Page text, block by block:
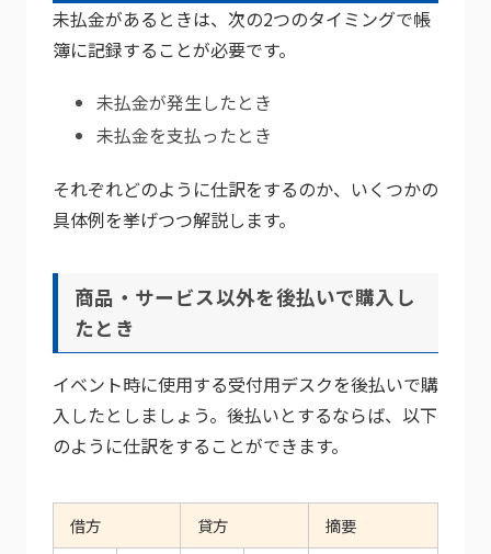
未払金があるときは、次の2つのタイミングで帳
簿に記録することが必要です。
未払金が発生したとき
未払金を支払ったとき
それぞれどのように仕訳をするのか、いくつかの
具体例を挙げつつ解説します。
商品・サービス以外を後払いで購入し
たとき
イベント時に使用する受付用デスクを後払いで購
入したとしましょう。後払いとするならば、以下
のように仕訳をすることができます。
借方 貸方
摘要